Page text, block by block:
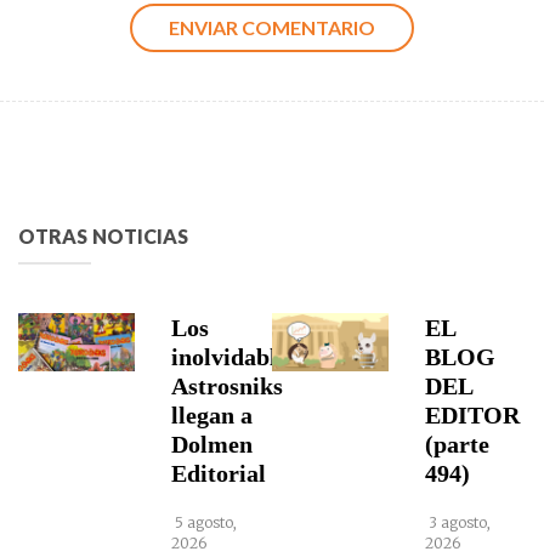
OTRAS NOTICIAS
Los
inolvidables
Astrosniks
llegan a
Dolmen
Editorial
5 agosto,
2026
EL
BLOG
DEL
EDITOR
(parte
494)
3 agosto,
2026